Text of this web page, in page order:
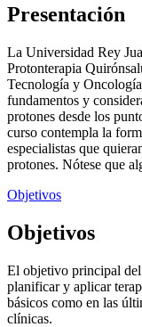
Presentación
La Universidad Rey
Protonterapia
Tecnología y
fundamentos y
protones desde los
curso contempla la
especialistas que
protones. Nótese que
Objetivos
Objetivos
El objetivo principal del
planificar y aplicar
básicos como en las
clínicas.